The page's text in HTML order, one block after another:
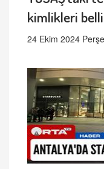
kimlikleri
24 Ekim 2024